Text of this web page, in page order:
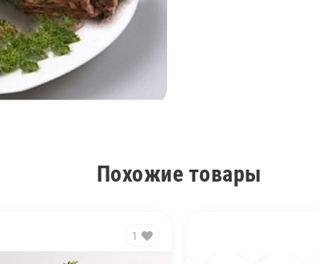
Похожие товары
1